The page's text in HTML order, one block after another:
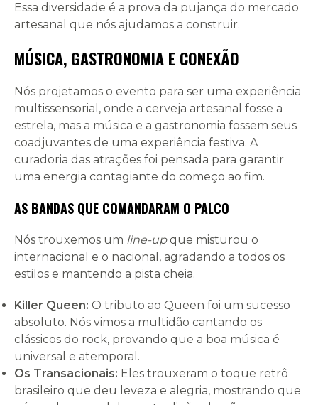
Essa diversidade é a prova da pujança do mercado
artesanal que nós ajudamos a construir.
MÚSICA, GASTRONOMIA E CONEXÃO
Nós projetamos o evento para ser uma experiência
multissensorial, onde a cerveja artesanal fosse a
estrela, mas a música e a gastronomia fossem seus
coadjuvantes de uma experiência festiva. A
curadoria das atrações foi pensada para garantir
uma energia contagiante do começo ao fim.
AS BANDAS QUE COMANDARAM O PALCO
Nós trouxemos um line-upque misturou o
internacional e o nacional, agradando a todos os
estilos e mantendo a pista cheia.
Killer Queen: O tributo ao Queen foi um sucesso
absoluto. Nós vimos a multidão cantando os
clássicos do rock, provando que a boa música é
universal e atemporal.
Os Transacionais: Eles trouxeram o toque retrô
brasileiro que deu leveza e alegria, mostrando que